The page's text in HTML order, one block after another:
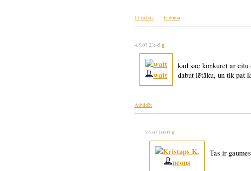
11 raksta ir doma
4.5.07 23:45 #
watt
kad sāc konkurēt ar
dabūt lētāku, un tik pat
Atbildēt
5.5.07 00:03 #
neons
Tas ir